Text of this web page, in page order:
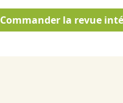
Commander la revue